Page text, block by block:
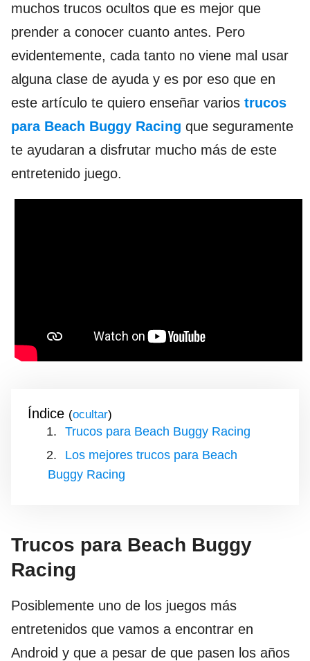
muchos trucos ocultos que es mejor que
prender a conocer cuanto antes. Pero
evidentemente, cada tanto no viene mal usar
alguna clase de ayuda y es por eso que en
este artículo te quiero enseñar varios trucos
para Beach Buggy Racing que seguramente
te ayudaran a disfrutar mucho más de este
entretenido juego.
Índice ( )
Trucos para Beach Buggy Racing
Los mejores trucos para Beach
Buggy Racing
Trucos para Beach Buggy
Racing
Posiblemente uno de los juegos más
entretenidos que vamos a encontrar en
Android y que a pesar de que pasen los años